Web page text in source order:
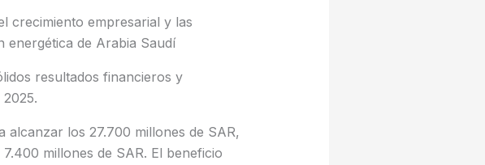
crecimiento empresarial y las
energética de Arabia Saudí
resultados financieros y
los 27.700 millones de SAR,
millones de SAR. El beneficio